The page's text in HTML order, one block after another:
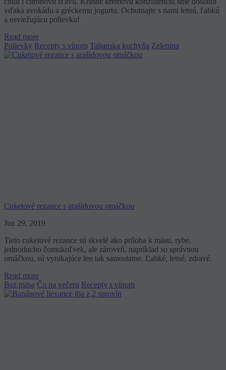
vďaka avokádu a gréckemu jogurtu. Ochutnajte s nami letnú, ľahkú
a osviežujúcu polievku!
Read more
Polievky Recepty s vínom Talianska kuchyňa Zelenina
Cuketové rezance s arašidovou omáčkou
Jun 29, 2019
Tieto cuketové rezance sú skvelé ako príloha k mäsu, rybe,
jednoducho čomukoľvek, ale zároveň, napríklad so správnou
omáčkou, sú vynikajúce len tak samostatne. Ľahké, letné, zdravé.
Read more
Bez mäsa Čo na večeru Recepty s vínom